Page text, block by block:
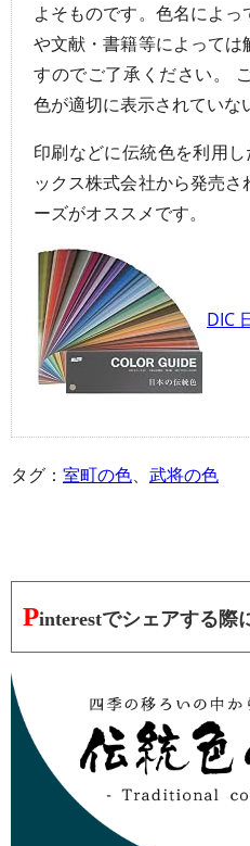
よそものです。色名によ
や文献・書籍等によっては
すのでご了承ください。
色が適切に表示されていな
印刷などに伝統色を利用
ックス株式会社から発売
ーズがオススメです。
DIC
タグ： 室町の色、 武将の色
Pinterestでシェアする際